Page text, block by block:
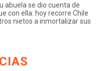
abuela se dio cuenta de
con ella: hoy recorre Chile
nietos a inmortalizar sus